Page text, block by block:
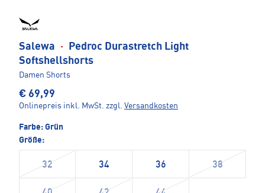
Salewa ·
Pedroc Durastretch Light
Softshellshorts
Damen Shorts
€ 69,99
Onlinepreis inkl. MwSt. zzgl. Versandkosten
Farbe: Grün
Größe:
32 34 36 38